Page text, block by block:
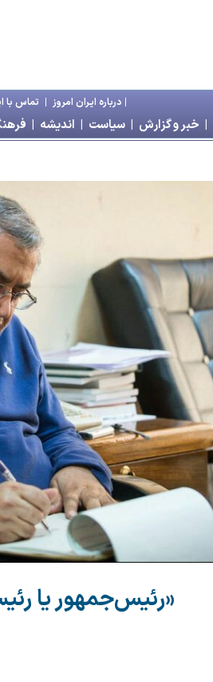
|درباره ايران امروز | تماس با
| خبر و گزارش | سياست | انديشه |
«رئیس‌جمهور یا